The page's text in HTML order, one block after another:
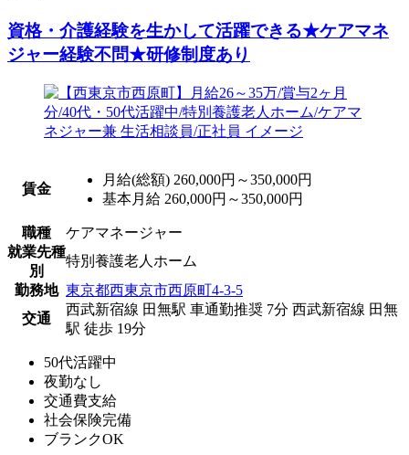
資格・介護経験を生かして活躍できる★ケアマネ
ジャー経験不問★研修制度あり
賃金
月給(総額) 260,000円～350,000円
基本月給 260,000円～350,000円
職種
ケアマネージャー
就業先種
別
特別養護老人ホーム
勤務地 東京都西東京市西原町4-3-5
交通
西武新宿線 田無駅 車通勤推奨 7分 西武新宿線 田無
駅 徒歩 19分
50代活躍中
夜勤なし
交通費支給
社会保険完備
ブランクOK